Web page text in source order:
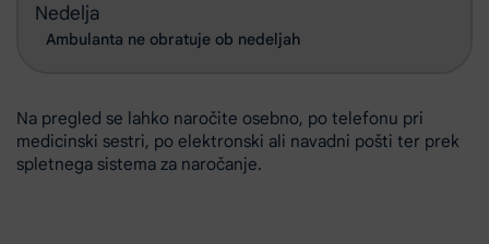
Nedelja
Ambulanta ne obratuje ob nedeljah
Na pregled se lahko naročite osebno, po telefonu pri
medicinski sestri, po elektronski ali navadni pošti ter prek
spletnega sistema za naročanje.